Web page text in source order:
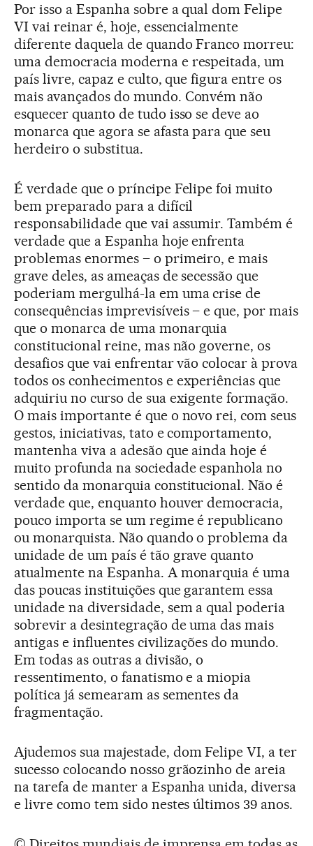
Por isso a Espanha sobre a qual dom Felipe
VI vai reinar é, hoje, essencialmente
diferente daquela de quando Franco morreu:
uma democracia moderna e respeitada, um
país livre, capaz e culto, que figura entre os
mais avançados do mundo. Convém não
esquecer quanto de tudo isso se deve ao
monarca que agora se afasta para que seu
herdeiro o substitua.
É verdade que o príncipe Felipe foi muito
bem preparado para a difícil
responsabilidade que vai assumir. Também é
verdade que a Espanha hoje enfrenta
problemas enormes – o primeiro, e mais
grave deles, as ameaças de secessão que
poderiam mergulhá-la em uma crise de
consequências imprevisíveis – e que, por mais
que o monarca de uma monarquia
constitucional reine, mas não governe, os
desafios que vai enfrentar vão colocar à prova
todos os conhecimentos e experiências que
adquiriu no curso de sua exigente formação.
O mais importante é que o novo rei, com seus
gestos, iniciativas, tato e comportamento,
mantenha viva a adesão que ainda hoje é
muito profunda na sociedade espanhola no
sentido da monarquia constitucional. Não é
verdade que, enquanto houver democracia,
pouco importa se um regime é republicano
ou monarquista. Não quando o problema da
unidade de um país é tão grave quanto
atualmente na Espanha. A monarquia é uma
das poucas instituições que garantem essa
unidade na diversidade, sem a qual poderia
sobrevir a desintegração de uma das mais
antigas e influentes civilizações do mundo.
Em todas as outras a divisão, o
ressentimento, o fanatismo e a miopia
política já semearam as sementes da
fragmentação.
Ajudemos sua majestade, dom Felipe VI, a ter
sucesso colocando nosso grãozinho de areia
na tarefa de manter a Espanha unida, diversa
e livre como tem sido nestes últimos 39 anos.